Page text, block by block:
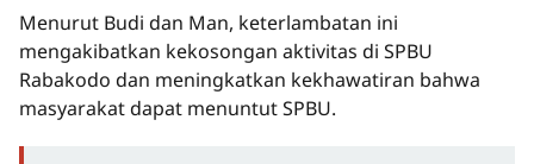
Menurut Budi dan Man, keterlambatan ini
mengakibatkan kekosongan aktivitas di SPBU
Rabakodo dan meningkatkan kekhawatiran bahwa
masyarakat dapat menuntut SPBU.